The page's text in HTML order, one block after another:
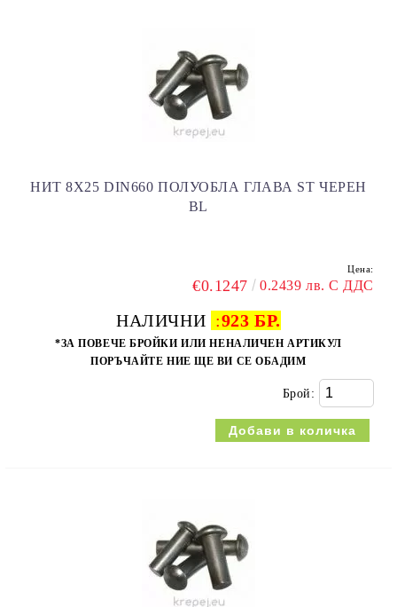
НИТ 8Х25 DIN660 ПОЛУОБЛА ГЛАВА ST ЧЕРЕН
BL
Цена:
€0.1247 0.2439 лв. С ДДС
НАЛИЧНИ :923 БР.
*ЗА ПОВЕЧЕ БРОЙКИ ИЛИ НЕНАЛИЧЕН АРТИКУЛ
ПОРЪЧАЙТЕ НИЕ ЩЕ ВИ СЕ ОБАДИМ
Брой: